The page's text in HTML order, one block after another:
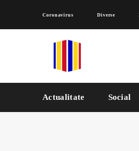
Coronavirus Diverse
Actualitate Social